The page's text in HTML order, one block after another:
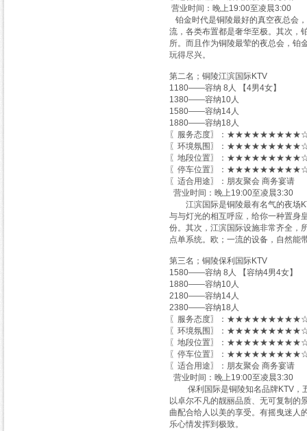
营业时间：晚上19:00至凌晨3:00
铂金时代是铜陵最好的真空夜总会
流，各类布置都是奢华至极。其次，
所。而且作为铜陵最荤的夜总会，铂
玩得尽兴。
第二名；铜陵江滨国际KTV
1180——容纳 8人 【4男4女】
1380——容纳10人
1580——容纳14人
1880——容纳18人
〖服务态度〗：
〖环境氛围〗：
〖地段位置〗：
〖停车位置〗：
〖适合用途〗：朋友聚会 商务宴请
营业时间：晚上19:00至凌晨3:30
江滨国际是铜陵最有名气的夜场
与与灯光的相互呼应，给你一种置身
份。其次，江滨国际设施非常齐全，
点单系统。欧；一流的设备，自然能
第三名；铜陵保利国际KTV
1580——容纳 8人 【容纳4男4女】
1880——容纳10人
2180——容纳14人
2380——容纳18人
〖服务态度〗：
〖环境氛围〗：
〖地段位置〗：
〖停车位置〗：
〖适合用途〗：朋友聚会 商务宴请
营业时间：晚上19:00至凌晨3:30
保利国际是铜陵知名品牌KTV，五
以卓尔不凡的靓丽品质、无可复制的
曲配合给人以美的享受。有摇曳迷人
乐心情发挥到极致。